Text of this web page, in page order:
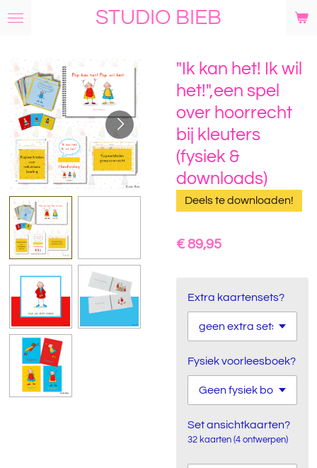
Ga
de
hoofdinhoud
STUDIO BIEB
"Ik kan het! Ik wil
het!",een spel
over hoorrecht
bij kleuters
(fysiek &
downloads)
Deels te downloaden!
€ 89,95
Extra kaartensets?
Fysiek voorleesboek?
Set ansichtkaarten?
32 kaarten (4 ontwerpen)